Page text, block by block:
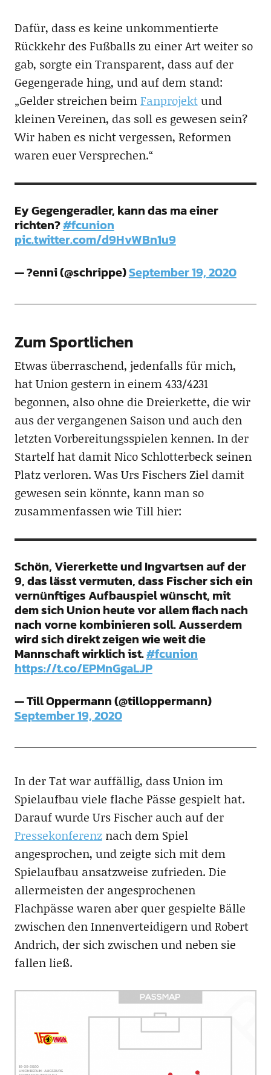
Dafür, dass es keine unkommentierte
Rückkehr des Fußballs zu einer Art weiter so
gab, sorgte ein Transparent, dass auf der
Gegengerade hing, und auf dem stand:
„Gelder streichen beimFanprojektund
kleinen Vereinen, das soll es gewesen sein?
Wir haben es nicht vergessen, Reformen
waren euer Versprechen.“
Ey Gegengeradler, kann das ma einer
richten?#fcunion
pic.twitter.com/d9HvWBn1u9
— ?enni (@schrippe)September 19, 2020
Zum Sportlichen
Etwas überraschend, jedenfalls für mich,
hat Union gestern in einem 433/4231
begonnen, also ohne die Dreierkette, die wir
aus der vergangenen Saison und auch den
letzten Vorbereitungsspielen kennen. In der
Startelf hat damit Nico Schlotterbeck seinen
Platz verloren. Was Urs Fischers Ziel damit
gewesen sein könnte, kann man so
zusammenfassen wie Till hier:
Schön, Viererkette und Ingvartsen auf der
9, das lässt vermuten, dass Fischer sich ein
vernünftiges Aufbauspiel wünscht, mit
dem sich Union heute vor allem flach nach
nach vorne kombinieren soll. Ausserdem
wird sich direkt zeigen wie weit die
Mannschaft wirklich ist.#fcunion
https://t.co/EPMnGgaLJP
— Till Oppermann (@tilloppermann)
September 19, 2020
In der Tat war auffällig, dass Union im
Spielaufbau viele flache Pässe gespielt hat.
Darauf wurde Urs Fischer auch auf der
Pressekonferenznach dem Spiel
angesprochen, und zeigte sich mit dem
Spielaufbau ansatzweise zufrieden. Die
allermeisten der angesprochenen
Flachpässe waren aber quer gespielte Bälle
zwischen den Innenverteidigern und Robert
Andrich, der sich zwischen und neben sie
fallen ließ.